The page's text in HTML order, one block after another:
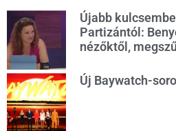
Újabb
Partizántól:
nézőktől,
Új Baywatch-